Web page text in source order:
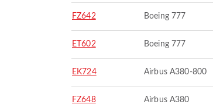
FZ642 Boeing 777
ET602 Boeing 777
EK724 Airbus A380-800
FZ648 Airbus A380